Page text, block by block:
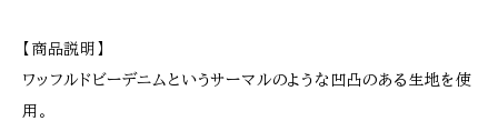
【商品説明】
ワッフルドビーデニムというサーマルのような凹凸のある生地を使
用。